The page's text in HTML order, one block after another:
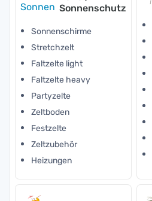
Sonnenschutz
Sonnenschirme
Stretchzelt
Faltzelte light
Faltzelte heavy
Partyzelte
Zeltboden
Festzelte
Zeltzubehör
Heizungen